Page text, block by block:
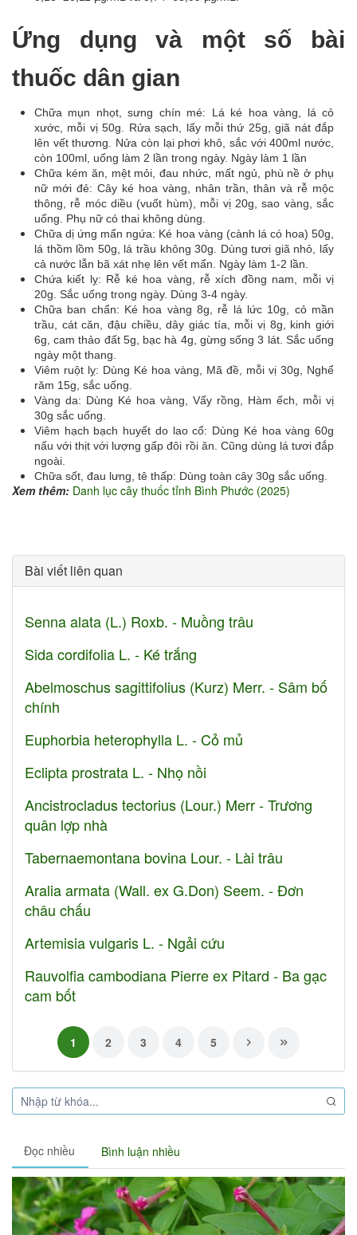
Ứng dụng và một số bài
thuốc dân gian
Chữa mụn nhọt, sưng chín mé: Lá ké hoa vàng, lá cỏ
xước, mỗi vị 50g. Rửa sạch, lấy mỗi thứ 25g, giã nát đắp
lên vết thương. Nửa còn lại phơi khô, sắc với 400ml nước,
còn 100ml, uống làm 2 lần trong ngày. Ngày làm 1 lần
Chữa kém ăn, mệt mỏi, đau nhức, mất ngủ, phù nề ở phụ
nữ mới đẻ: Cây ké hoa vàng, nhân trần, thân và rễ mộc
thông, rễ móc diều (vuốt hùm), mỗi vị 20g, sao vàng, sắc
uống. Phụ nữ có thai không dùng.
Chữa dị ứng mẩn ngứa: Ké hoa vàng (cành lá có hoa) 50g,
lá thồm lồm 50g, lá trầu không 30g. Dùng tươi giã nhỏ, lấy
cả nước lẫn bã xát nhẹ lên vết mẩn. Ngày làm 1-2 lần.
Chứa kiết lỵ: Rễ ké hoa vàng, rễ xích đồng nam, mỗi vị
20g. Sắc uống trong ngày. Dùng 3-4 ngày.
Chữa ban chẩn: Ké hoa vàng 8g, rễ lá lức 10g, cỏ mần
trầu, cát căn, đậu chiều, dây giác tía, mỗi vị 8g, kinh giới
6g, cam thảo đất 5g, bạc hà 4g, gừng sống 3 lát. Sắc uống
ngày một thang.
Viêm ruột lỵ: Dùng Ké hoa vàng, Mã đề, mỗi vị 30g, Nghể
răm 15g, sắc uống.
Vàng da: Dùng Ké hoa vàng, Vẩy rồng, Hàm ếch, mỗi vị
30g sắc uống.
Viêm hạch bạch huyết do lao cổ: Dùng Ké hoa vàng 60g
nấu với thịt với lượng gấp đôi rồi ăn. Cũng dùng lá tươi đắp
ngoài.
Chữa sốt, đau lưng, tê thấp: Dùng toàn cây 30g sắc uống.
Xem thêm: Danh lục cây thuốc tỉnh Bình Phước (2025)
Bài viết liên quan
Senna alata (L.) Roxb. - Muồng trâu
Sida cordifolia L. - Ké trắng
Abelmoschus sagittifolius (Kurz) Merr. - Sâm bố
chính
Euphorbia heterophylla L. - Cỏ mủ
Eclipta prostrata L. - Nhọ nồi
Ancistrocladus tectorius (Lour.) Merr - Trương
quân lợp nhà
Tabernaemontana bovina Lour. - Lài trâu
Aralia armata (Wall. ex G.Don) Seem. - Đơn
châu chấu
Artemisia vulgaris L. - Ngải cứu
Rauvolfia cambodiana Pierre ex Pitard - Ba gạc
cam bốt
1 2 3 4 5
Đọc nhiều Bình luận nhiều